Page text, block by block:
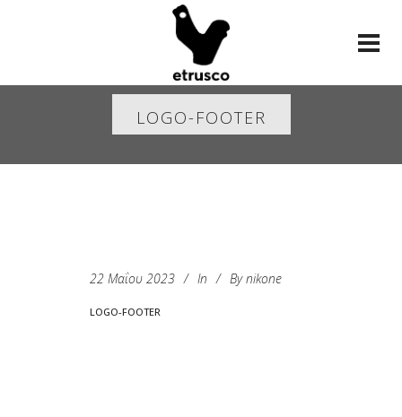
LOGO-FOOTER
22 Μαΐου 2023 In By nikone
LOGO-FOOTER